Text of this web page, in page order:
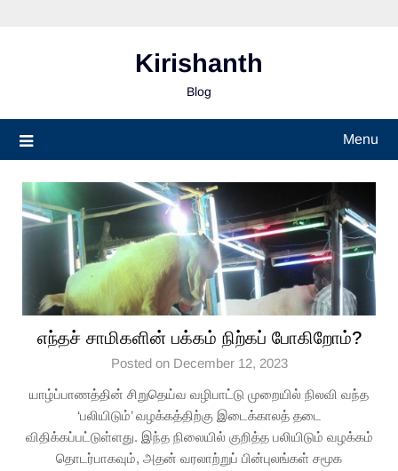
Kirishanth
Blog
Menu
எந்தச் சாமிகளின் பக்கம் நிற்கப் போகிறோம்?
Posted on December 12, 2023
யாழ்ப்பாணத்தின் சிறுதெய்வ வழிபாட்டு முறையில் நிலவி வந்த
‘பலியிடும்’ வழக்கத்திற்கு இடைக்காலத் தடை
விதிக்கப்பட்டுள்ளது. இந்த நிலையில் குறித்த பலியிடும் வழக்கம்
தொடர்பாகவும், அதன் வரலாற்றுப் பின்புலங்கள் சமூக